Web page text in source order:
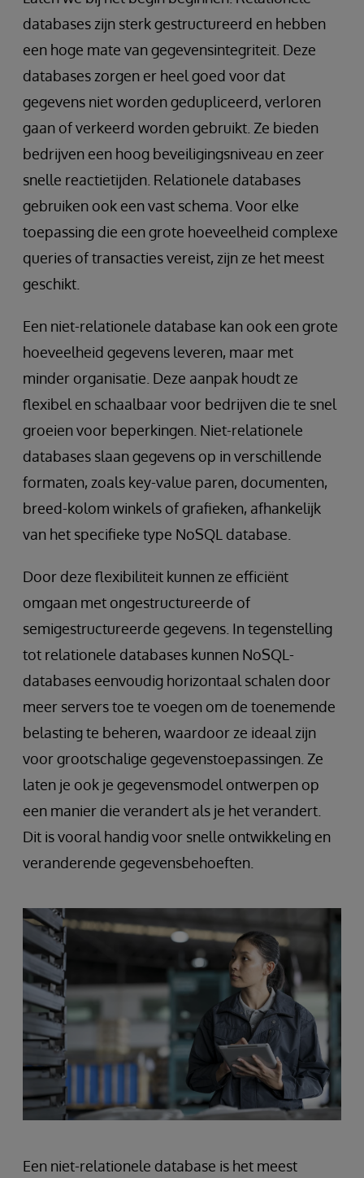
databases zijn sterk gestructureerd en hebben
een hoge mate van gegevensintegriteit. Deze
databases zorgen er heel goed voor dat
gegevens niet worden gedupliceerd, verloren
gaan of verkeerd worden gebruikt. Ze bieden
bedrijven een hoog beveiligingsniveau en zeer
snelle reactietijden. Relationele databases
gebruiken ook een vast schema. Voor elke
toepassing die een grote hoeveelheid complexe
queries of transacties vereist, zijn ze het meest
geschikt.
Een niet-relationele database kan ook een grote
hoeveelheid gegevens leveren, maar met
minder organisatie. Deze aanpak houdt ze
flexibel en schaalbaar voor bedrijven die te snel
groeien voor beperkingen. Niet-relationele
databases slaan gegevens op in verschillende
formaten, zoals key-value paren, documenten,
breed-kolom winkels of grafieken, afhankelijk
van het specifieke type NoSQL database.
Door deze flexibiliteit kunnen ze efficiënt
omgaan met ongestructureerde of
semigestructureerde gegevens. In tegenstelling
tot relationele databases kunnen NoSQL-
databases eenvoudig horizontaal schalen door
meer servers toe te voegen om de toenemende
belasting te beheren, waardoor ze ideaal zijn
voor grootschalige gegevenstoepassingen. Ze
laten je ook je gegevensmodel ontwerpen op
een manier die verandert als je het verandert.
Dit is vooral handig voor snelle ontwikkeling en
veranderende gegevensbehoeften.
Een niet-relationele database is het meest